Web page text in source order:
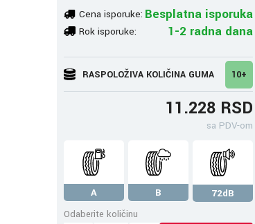
Cena isporuke: Besplatna isporuka
Rok isporuke: 1-2 radna dana
RASPOLOŽIVA KOLIČINA GUMA 10+
11.228 RSD
sa PDV-om
A B
72dB
Odaberite količinu